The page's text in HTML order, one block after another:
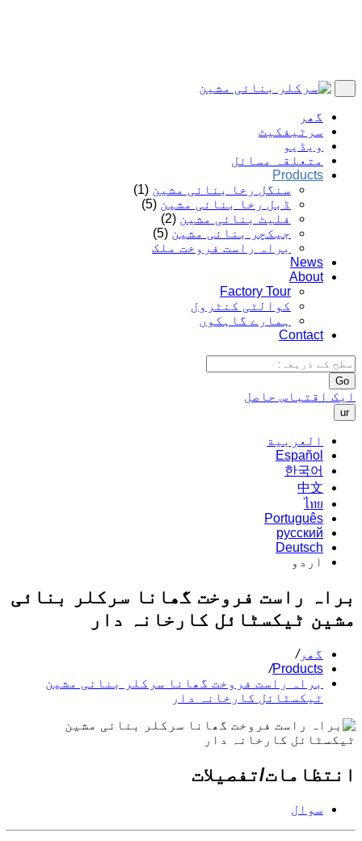
گھر
سرٹیفکیٹ
ویڈیو
متعلقہ مسائل
Products
سنگل رخا بنائی مشین (1)
ڈبل رخا بنائی مشین (5)
فلیٹ بنائی مشین (2)
جیکچر بنائی مشین (5)
براہ راست فروخت ملک
News
About
Factory Tour
کوالٹی کنٹرول
ہمارے گاہکوں
Contact
Go
ایک اقتباس حاصل
ur
العربية
Español
한국어
中文
ไทย
Português
русский
Deutsch
اردو
براہ راست فروخت گھانا سرکلر بنائی
مشین ٹیکسٹائل کارخانہ دار
گھر/
Products
/
براہ راست فروخت گھانا سرکلر بنائی مشین
ٹیکسٹائل کارخانہ دار
انتظامات/تفصیلات
سوال